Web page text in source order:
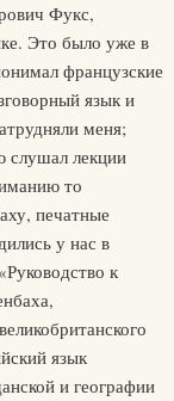
Фукс,
Это было уже в
французские
язык и
меня;
слушал лекции
то
печатные
у нас в
к
язык
и географии